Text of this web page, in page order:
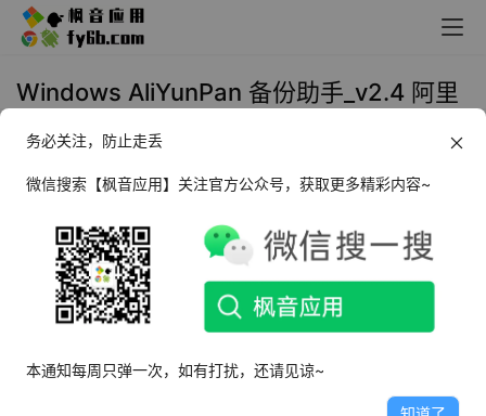
Windows AliYunPan 备份助手_v2.4 阿里
2023年5月12日 13:48 实用工具
AliYunPan 备份助手 是一款可以自动检测新增文
件，自动上传，定时自动备份本地目录文件到
【阿里云盘】的一体化多功能云备份工具。
务必关注，防止走丢
微信搜索【枫音应用】关注官方公众号，获取更多精彩内容~
本通知每周只弹一次，如有打扰，还请见谅~